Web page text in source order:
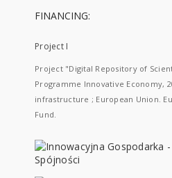
FINANCING:
Project I
Project "Digital Repository of
Programme Innovative Economy,
infrastructure ; European Union.
Fund.